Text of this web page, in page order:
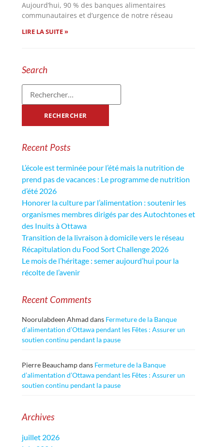
Aujourd’hui, 90 % des banques alimentaires
communautaires et d’urgence de notre réseau
LIRE LA SUITE »
Search
Recent Posts
L’école est terminée pour l’été mais la nutrition de
prend pas de vacances : Le programme de nutrition
d’été 2026
Honorer la culture par l’alimentation : soutenir les
organismes membres dirigés par des Autochtones et
des Inuits à Ottawa
Transition de la livraison à domicile vers le réseau
Récapitulation du Food Sort Challenge 2026
Le mois de l’héritage : semer aujourd’hui pour la
récolte de l’avenir
Recent Comments
Noorulabdeen Ahmad dans Fermeture de la Banque
d’alimentation d’Ottawa pendant les Fêtes : Assurer un
soutien continu pendant la pause
Pierre Beauchampdans Fermeture de la Banque
d’alimentation d’Ottawa pendant les Fêtes : Assurer un
soutien continu pendant la pause
Archives
juillet 2026